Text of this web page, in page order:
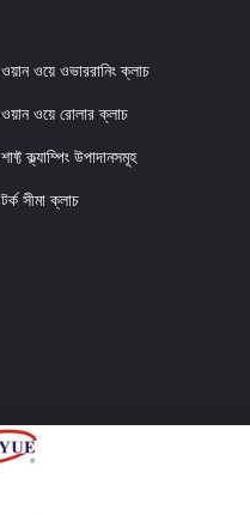
ওয়ান ওয়ে ওভাররানিং ক্লাচ
ওয়ান ওয়ে রোলার ক্লাচ
শাফ্ট ক্ল্যাম্পিং উপাদানসমূহ
টর্ক সীমা ক্লাচ